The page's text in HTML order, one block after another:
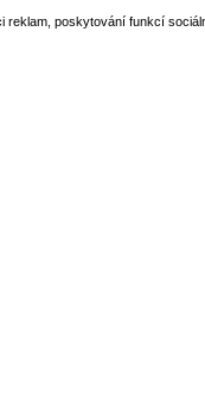
poskytování funkcí